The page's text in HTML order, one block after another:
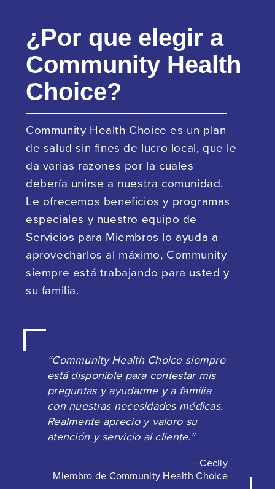
¿Por que elegir a
Community Health
Choice?
Community Health Choice es un plan
de salud sin fines de lucro local, que le
da varias razones por la cuales
debería unirse a nuestra comunidad.
Le ofrecemos beneficios y programas
especiales y nuestro equipo de
Servicios para Miembros lo ayuda a
aprovecharlos al máximo, Community
siempre está trabajando para usted y
su familia.
“Community Health Choice siempre
está disponible para contestar mis
preguntas y ayudarme y a familia
con nuestras necesidades médicas.
Realmente aprecio y valoro su
atención y servicio al cliente.”
– Cecily
Miembro de Community Health Choice